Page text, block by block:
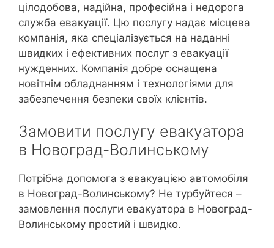
цілодобова, надійна, професійна і недорога
служба евакуації. Цю послугу надає місцева
компанія, яка спеціалізується на наданні
швидких і ефективних послуг з евакуації
нужденних. Компанія добре оснащена
новітнім обладнанням і технологіями для
забезпечення безпеки своїх клієнтів.
Замовити послугу евакуатора
в Новоград-Волинському
Потрібна допомога з евакуацією автомобіля
в Новоград-Волинському? Не турбуйтеся –
замовлення послуги евакуатора в Новоград-
Волинському простий і швидко.